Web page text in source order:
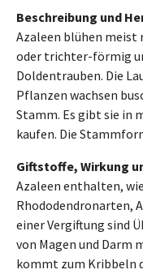
Beschreibung und
Azaleen blühen meist
oder trichter-förmig
Doldentrauben. Die
Pflanzen wachsen
Stamm. Es gibt sie in
kaufen. Die
Giftstoffe, Wirkung
Azaleen enthalten,
Rhododendronarten,
einer Vergiftung sind
von Magen und Darm
kommt zum Kribbeln